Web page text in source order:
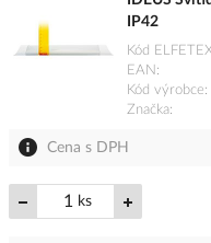
IP42
Kód
EAN
Kód výrobce
Značka
Cena s DPH
ks